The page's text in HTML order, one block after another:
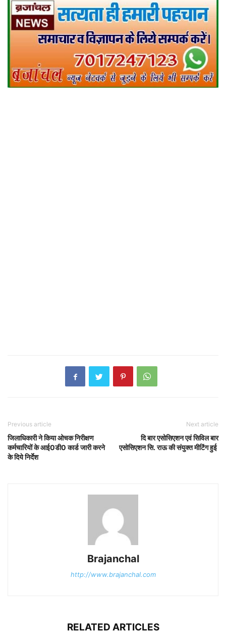
Previous article
जिलाधिकारी ने किया ओचक निरीक्षण
कर्मचारियों के आई0डी0 कार्ड जारी करने
के दिये निर्देश
Next article
दि बार एसोसिएशन एवं सिविल बार
एसोसिएशन सि. राऊ की संयुक्त मीटिंग हुई
Brajanchal
http://www.brajanchal.com
RELATED ARTICLES